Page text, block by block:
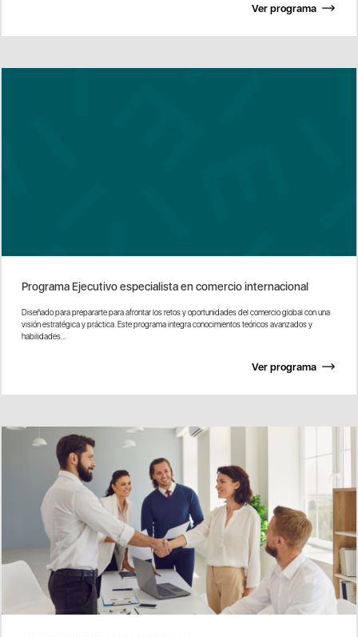
Ver programa
Programa Ejecutivo especialista en comercio internacional
Diseñado para prepararte para afrontar los retos y oportunidades del comercio global con una
visión estratégica y práctica. Este programa integra conocimientos teóricos avanzados y
habilidades...
Ver programa